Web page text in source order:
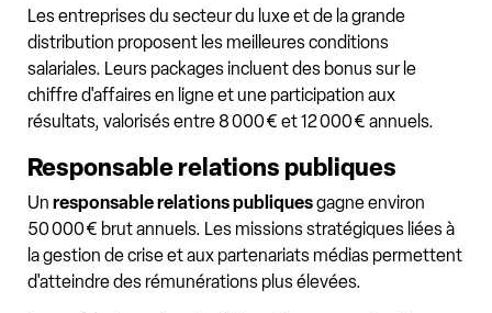
Les entreprises du secteur du luxe et de la grande
distribution proposent les meilleures conditions
salariales. Leurs packages incluent des bonus sur le
chiffre d'affaires en ligne et une participation aux
résultats, valorisés entre 8 000 € et 12 000 € annuels.
Responsable relations publiques
Un responsable relations publiquesgagne environ
50 000 € brut annuels. Les missions stratégiques liées à
la gestion de crise et aux partenariats médias permettent
d'atteindre des rémunérations plus élevées.